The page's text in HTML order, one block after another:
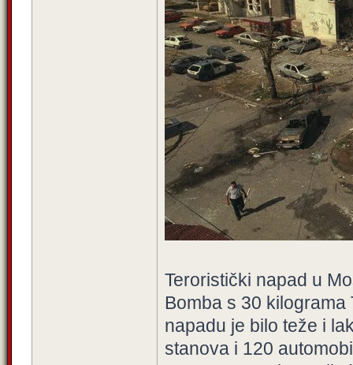
Teroristički napad u
Bomba s 30
napadu je bilo teže i
stanova i 120